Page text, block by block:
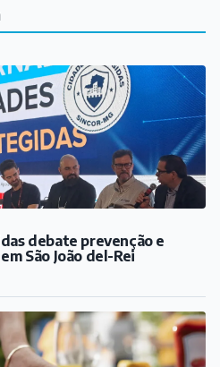
debate prevenção e
São João del-Rei